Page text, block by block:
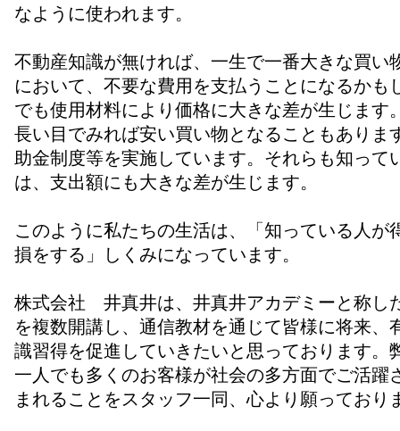
なように使われます。
不動産知識が無ければ、一生で一番大きな買い
において、不要な費用を支払うことになるかも
でも使用材料により価格に大きな差が生じます
長い目でみれば安い買い物となることもありま
助金制度等を実施しています。それらも知って
は、支出額にも大きな差が生じます。
このように私たちの生活は、「知っている人が
損をする」しくみになっています。
株式会社 井真井は、井真井アカデミーと称し
を複数開講し、通信教材を通じて皆様に将来、
識習得を促進していきたいと思っております。
一人でも多くのお客様が社会の多方面でご活躍
まれることをスタッフ一同、心より願っており